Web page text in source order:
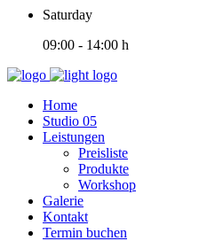
Saturday
09:00 - 14:00 h
Home
Studio 05
Leistungen
Preisliste
Produkte
Workshop
Galerie
Kontakt
Termin buchen